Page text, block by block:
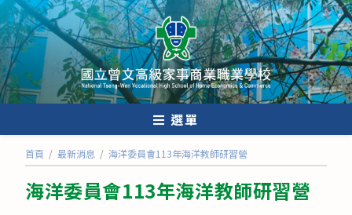
跳
轉
至
主
要
內
選單
首頁 / 最新消息 / 海洋委員會113年海洋教師研習營
海洋委員會113年海洋教師研習營